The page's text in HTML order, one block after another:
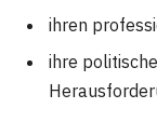
ihren
ihre